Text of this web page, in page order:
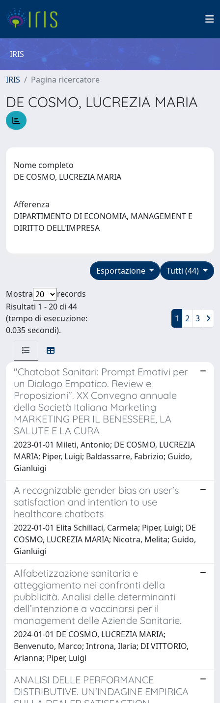
IRIS
IRIS Pagina ricercatore
DE COSMO, LUCREZIA MARIA
Nome completo
DE COSMO, LUCREZIA MARIA
Afferenza
DIPARTIMENTO DI ECONOMIA, MANAGEMENT E
DIRITTO DELL'IMPRESA
Tutti (44)
Esportazione
Mostra
records
Risultati 1 - 20 di 44
(tempo di esecuzione:
0.035 secondi).
1 2 3
"Chatobot Sanitari: Prompt Emotivi per
un Dialogo Empatico. Review e
Proposizioni". XX Convegno annuale
della Società Italiana Marketing
MARKETING PER IL BENESSERE, LA
SALUTE E LA CURA
2023-01-01 Mileti, Antonio; DE COSMO, LUCREZIA
MARIA; Piper, Luigi; Baldassarre, Fabrizio; Guido,
Gianluigi
A recognizable gender bias on user’s
satisfaction and intention to use
healthcare chatbots
2022-01-01 Elita Schillaci, Carmela; Piper, Luigi; DE
COSMO, LUCREZIA MARIA; Nicotra, Melita; Guido,
Gianluigi
Alfabetizzazione sanitaria e
atteggiamento nei confronti della
pubblicità. Analisi delle determinanti
dell’intenzione a vaccinarsi per il
management delle Aziende Sanitarie.
2024-01-01 DE COSMO, LUCREZIA MARIA;
Benvenuto, Marco; Introna, Ilaria; DI VITTORIO,
Arianna; Piper, Luigi
ANALISI DELLE PERFORMANCE
DISTRIBUTIVE. UN'INDAGINE EMPIRICA